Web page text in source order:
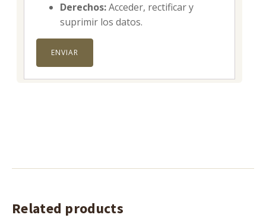
Derechos:Acceder, rectificar y
suprimir los datos.
Related products